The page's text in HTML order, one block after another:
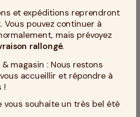
conçus pour offrir un soutien
notamment pour les dormeurs
literie très ferme et résistante.
faire artisanal
sélection rigoureuse des
à la commande : chaque
et expéditions reprendront
Vous pouvez continuer à
mais prévoyez
rallongé.
magasin : Nous restons
accueillir et répondre à
!
vous souhaite un très bel été